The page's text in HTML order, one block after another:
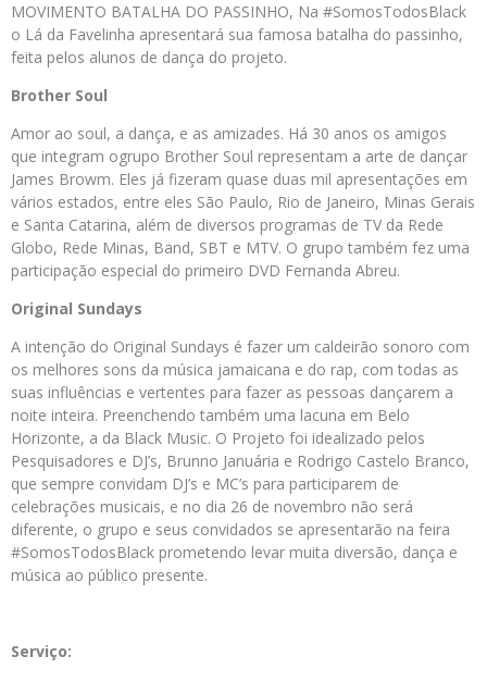
MOVIMENTO BATALHA DO PASSINHO, Na #SomosTodosBlack
o Lá da Favelinha apresentará sua famosa batalha do passinho,
feita pelos alunos de dança do projeto.
Brother Soul
Amor ao soul, a dança, e as amizades. Há 30 anos os amigos
que integram ogrupo Brother Soul representam a arte de dançar
James Browm. Eles já fizeram quase duas mil apresentações em
vários estados, entre eles São Paulo, Rio de Janeiro, Minas Gerais
e Santa Catarina, além de diversos programas de TV da Rede
Globo, Rede Minas, Band, SBT e MTV. O grupo também fez uma
participação especial do primeiro DVD Fernanda Abreu.
Original Sundays
A intenção do Original Sundays é fazer um caldeirão sonoro com
os melhores sons da música jamaicana e do rap, com todas as
suas influências e vertentes para fazer as pessoas dançarem a
noite inteira. Preenchendo também uma lacuna em Belo
Horizonte, a da Black Music. O Projeto foi idealizado pelos
Pesquisadores e DJ’s, Brunno Januária e Rodrigo Castelo Branco,
que sempre convidam DJ’s e MC’s para participarem de
celebrações musicais, e no dia 26 de novembro não será
diferente, o grupo e seus convidados se apresentarão na feira
#SomosTodosBlack prometendo levar muita diversão, dança e
música ao público presente.
Serviço: